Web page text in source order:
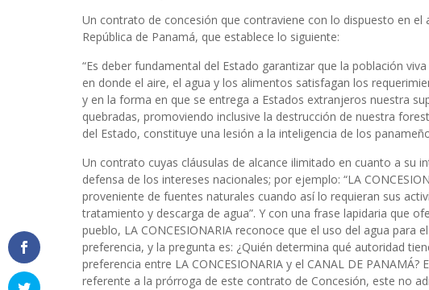
Un contrato de concesión que contraviene con lo dispuesto en el
República de Panamá, que establece lo siguiente:
“Es deber fundamental del Estado garantizar que la población
en donde el aire, el agua y los alimentos satisfagan los
y en la forma en que se entrega a Estados extranjeros nuestra
quebradas, promoviendo inclusive la destrucción de nuestra
del Estado, constituye una lesión a la inteligencia de los
Un contrato cuyas cláusulas de alcance ilimitado en cuanto a su
defensa de los intereses nacionales; por ejemplo: “LA
proveniente de fuentes naturales cuando así lo requieran sus
tratamiento y descarga de agua”. Y con una frase lapidaria que
pueblo, LA CONCESIONARIA reconoce que el uso del agua para
preferencia, y la pregunta es: ¿Quién determina qué autoridad
preferencia entre LA CONCESIONARIA y el CANAL DE
referente a la prórroga de este contrato de Concesión, este no